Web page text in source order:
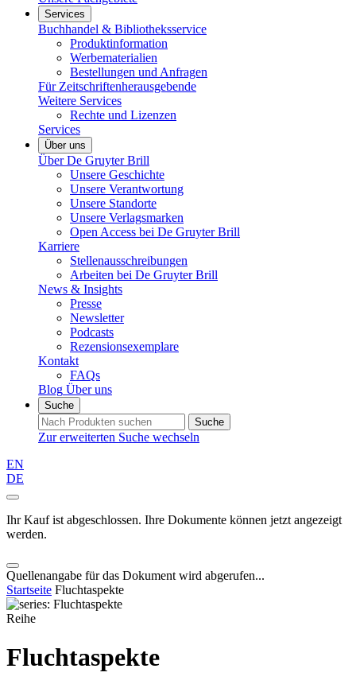
Services
Buchhandel & Bibliotheksservice
Produktinformation
Werbematerialien
Bestellungen und Anfragen
Für Zeitschriftenherausgebende
Weitere Services
Rechte und Lizenzen
Services
Über uns
Über De Gruyter Brill
Unsere Geschichte
Unsere Verantwortung
Unsere Standorte
Unsere Verlagsmarken
Open Access bei De Gruyter Brill
Karriere
Stellenausschreibungen
Arbeiten bei De Gruyter Brill
News & Insights
Presse
Newsletter
Podcasts
Rezensionsexemplare
Kontakt
FAQs
Blog Über uns
Suche
Suche
Zur erweiterten Suche wechseln
EN
DE
Ihr Kauf ist abgeschlossen. Ihre Dokumente können jetzt angezeigt
werden.
Quellenangabe für das Dokument wird abgerufen...
Startseite Fluchtaspekte
Reihe
Fluchtaspekte